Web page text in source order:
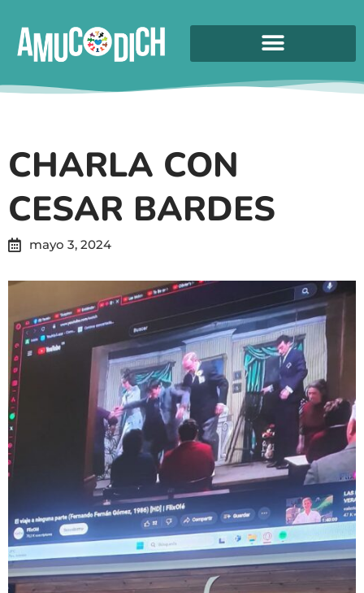
CHARLA CON
CESAR BARDES
mayo 3, 2024